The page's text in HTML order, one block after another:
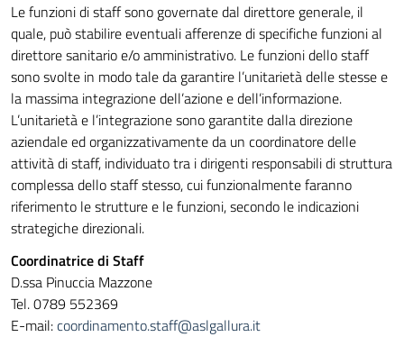
Le funzioni di staff sono governate dal direttore generale, il
quale, può stabilire eventuali afferenze di specifiche funzioni al
direttore sanitario e/o amministrativo. Le funzioni dello staff
sono svolte in modo tale da garantire l’unitarietà delle stesse e
la massima integrazione dell’azione e dell’informazione.
L’unitarietà e l’integrazione sono garantite dalla direzione
aziendale ed organizzativamente da un coordinatore delle
attività di staff, individuato tra i dirigenti responsabili di struttura
complessa dello staff stesso, cui funzionalmente faranno
riferimento le strutture e le funzioni, secondo le indicazioni
strategiche direzionali.
Coordinatrice di Staff
D.ssa Pinuccia Mazzone
Tel. 0789 552369
E-mail:coordinamento.staff@aslgallura.it